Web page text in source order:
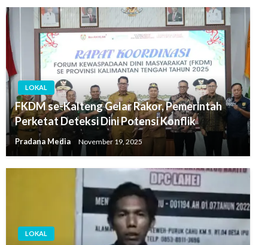
LOKAL
FKDM se-Kalteng Gelar Rakor, Pemerintah
Perketat Deteksi Dini Potensi Konflik
Pradana Media November 19, 2025
LOKAL